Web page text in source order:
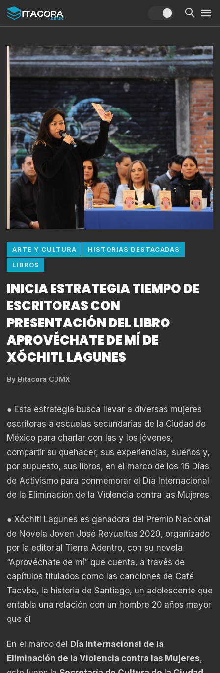
ARTE Y CULTURA HISTORIAS DESTACADAS
LIBROS
INICIA ESTRATEGIA TIEMPO DE
ESCRITORAS CON
PRESENTACIÓN DEL LIBRO
APROVÉCHATE DE MÍ DE
XÓCHITL LAGUNES
By Bitácora CDMX
● Esta estrategia busca llevar a diversas mujeres
escritoras a escuelas secundarias de la Ciudad de
México para charlar con las y los jóvenes,
compartir su quehacer, sus experiencias, sueños y,
por supuesto, sus libros, en el marco de los 16 Días
de Activismo para conmemorar el Día Internacional
de la Eliminación de la Violencia contra las Mujeres
● Xóchitl Lagunes es ganadora del Premio Nacional
de Novela Joven José Revueltas 2020, organizado
por la editorial Tierra Adentro, con su novela
“Aprovéchate de mí” que cuenta, a través de
capítulos titulados como las canciones de Café
Tacvba, la historia de Santiago, un adolescente que
entabla una relación con un hombre 20 años mayor
que él
En el marco del Día Internacional de la
Eliminación de la Violencia contra las Mujeres,